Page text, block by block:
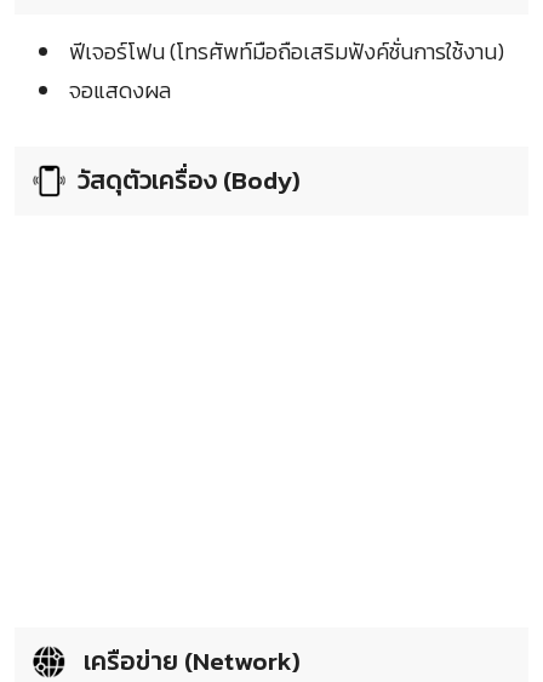
ฟีเจอร์โฟน (โทรศัพท์มือถือเสริมฟังค์ชั่นการใช้งาน)
จอแสดงผล
วัสดุตัวเครื่อง (Body)
เครือข่าย (Network)